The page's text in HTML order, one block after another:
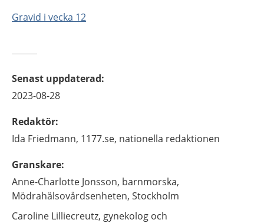
Gravid i vecka 12
Senast uppdaterad:
2023-08-28
Redaktör:
Ida Friedmann, 1177.se, nationella redaktionen
Granskare:
Anne-Charlotte Jonsson, barnmorska,
Mödrahälsovårdsenheten, Stockholm
Caroline Lilliecreutz, gynekolog och